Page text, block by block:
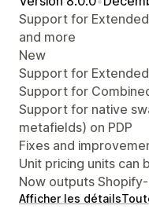
Support for
and more
New
Support for
Support for
Support for native
metafields) on PDP
Fixes and
Unit pricing units can
Now outputs
Afficher les détails